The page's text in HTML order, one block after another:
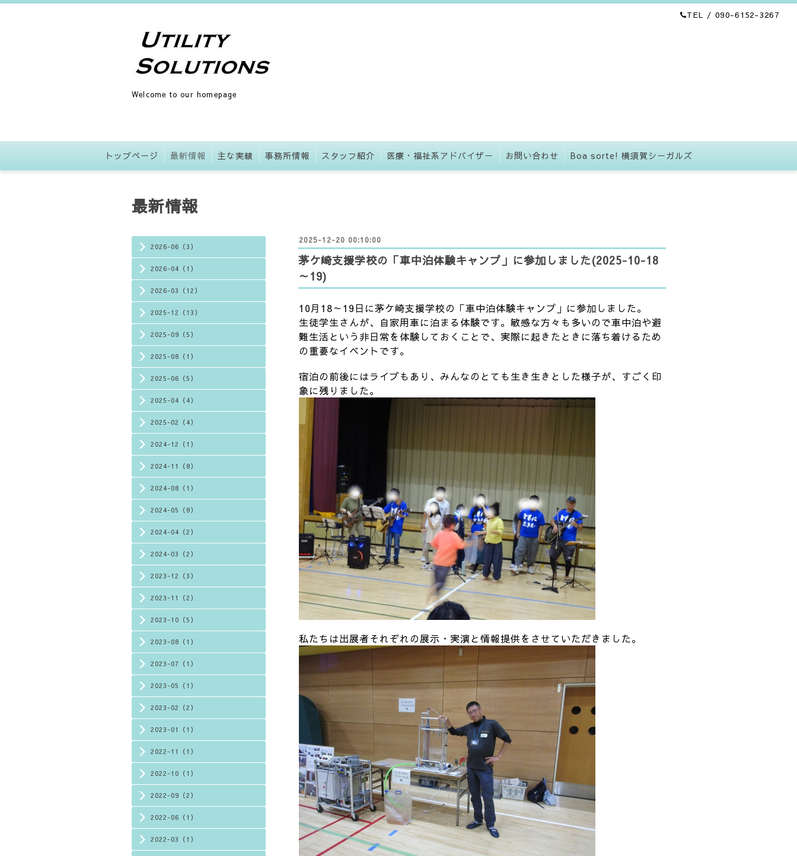
TEL / 090-6152-3267
Welcome to our homepage
トップページ 最新情報 主な実績 事務所情報 スタッフ紹介 医療・福祉系アドバイザー お問い合わせ Boa sorte! 横須賀シーガルズ
2026-06（3）
2026-04（1）
2026-03（12）
2025-12（13）
2025-09（5）
2025-08（1）
2025-06（5）
2025-04（4）
2025-02（4）
2024-12（1）
2024-11（8）
2024-08（1）
2024-05（8）
2024-04（2）
2024-03（2）
2023-12（3）
2023-11（2）
2023-10（5）
2023-08（1）
2023-07（1）
2023-05（1）
2023-02（2）
2023-01（1）
2022-11（1）
2022-10（1）
2022-09（2）
2022-06（1）
2022-03（1）
最新情報
2025-12-20 00:10:00
茅ケ崎支援学校の「車中泊体験キャンプ」に参加しました(2025-10-18
～19)
10月18～19日に茅ケ崎支援学校の「車中泊体験キャンプ」に参加しました。
生徒学生さんが、自家用車に泊まる体験です。敏感な方々も多いので車中泊や避
難生活という非日常を体験しておくことで、実際に起きたときに落ち着けるため
の重要なイベントです。
宿泊の前後にはライブもあり、みんなのとても生き生きとした様子が、すごく印
象に残りました。
私たちは出展者それぞれの展示・実演と情報提供をさせていただきました。